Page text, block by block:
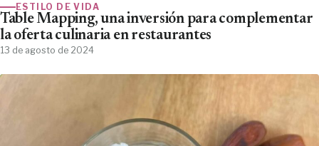
ESTILO DE VIDA
Table Mapping, una inversión para complementar
la oferta culinaria en restaurantes
13 de agosto de 2024